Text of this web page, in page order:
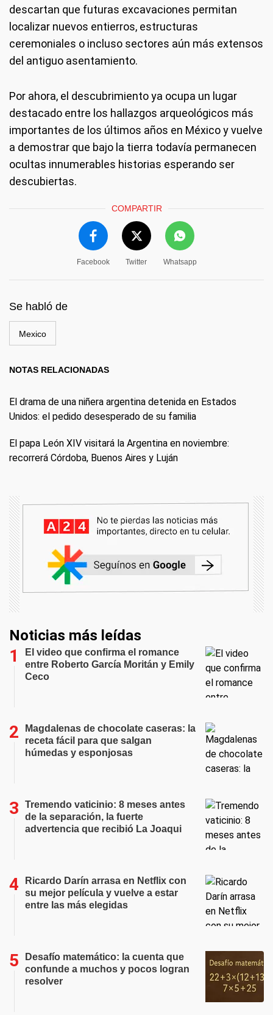
descartan que futuras excavaciones permitan
localizar nuevos entierros, estructuras
ceremoniales o incluso sectores aún más extensos
del antiguo asentamiento.
Por ahora, el descubrimiento ya ocupa un lugar
destacado entre los hallazgos arqueológicos más
importantes de los últimos años en México y vuelve
a demostrar que bajo la tierra todavía permanecen
ocultas innumerables historias esperando ser
descubiertas.
COMPARTIR
Facebook Twitter Whatsapp
Se habló de
Mexico
NOTAS RELACIONADAS
El drama de una niñera argentina detenida en Estados
Unidos: el pedido desesperado de su familia
El papa León XIV visitará la Argentina en noviembre:
recorrerá Córdoba, Buenos Aires y Luján
Noticias más leídas
El video que confirma el romance
entre Roberto García Moritán y Emily
Ceco
Magdalenas de chocolate caseras: la
receta fácil para que salgan
húmedas y esponjosas
Tremendo vaticinio: 8 meses antes
de la separación, la fuerte
advertencia que recibió La Joaqui
Ricardo Darín arrasa en Netflix con
su mejor película y vuelve a estar
entre las más elegidas
Desafío matemático: la cuenta que
confunde a muchos y pocos logran
resolver